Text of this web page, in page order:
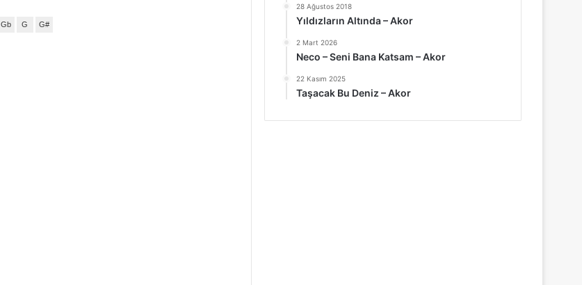
Gb G G#
28 Ağustos 2018
Yıldızların Altında – Akor
2 Mart 2026
Neco – Seni Bana Katsam – Akor
22 Kasım 2025
Taşacak Bu Deniz – Akor